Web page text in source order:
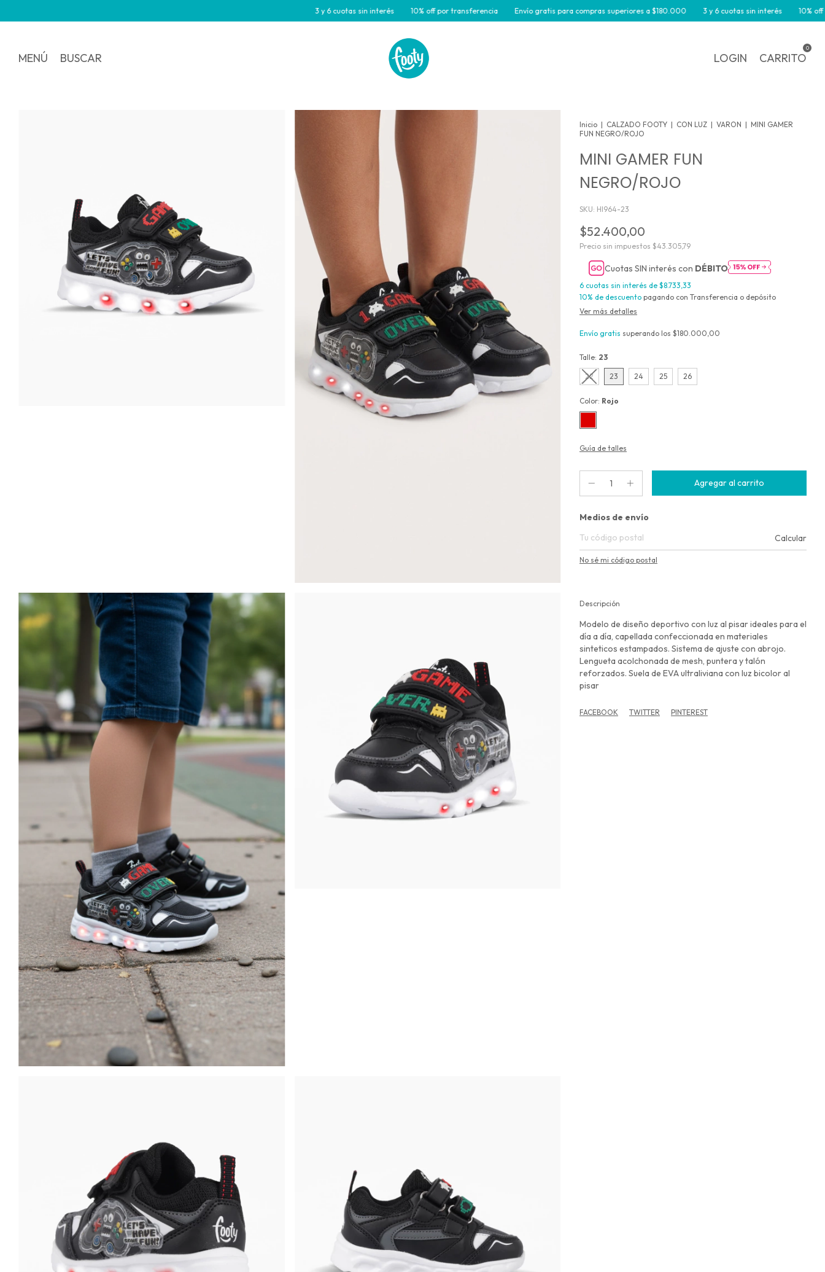
3 y 6 cuotas sin interés 10% off por transferencia Envío gratis para compras superiores a $180.000 3 y 6 cuotas sin interés 10% off por
MENÚ BUSCAR LOGIN CARRITO
0
Inicio | CALZADO FOOTY | CON LUZ | VARON | MINI GAMER
FUN NEGRO/ROJO
MINI GAMER FUN
NEGRO/ROJO
SKU: HI964-23
$52.400,00
Precio sin impuestos $43.305,79
Cuotas SIN interés con DÉBITO
6 cuotas sin interés de $8.733,33
10% de descuento pagando con Transferencia o depósito
Ver más detalles
Envío gratis superando los $180.000,00
Talle: 23
22 23 24 25 26
Color: Rojo
Guía de talles
Entregas para el CP:
Medios de envío
Calcular
No sé mi código postal
Descripción
Modelo de diseño deportivo con luz al pisar ideales para el
día a día, capellada confeccionada en materiales
sinteticos estampados. Sistema de ajuste con abrojo.
Lengueta acolchonada de mesh, puntera y talón
reforzados. Suela de EVA ultraliviana con luz bicolor al
pisar
FACEBOOK TWITTER PINTEREST